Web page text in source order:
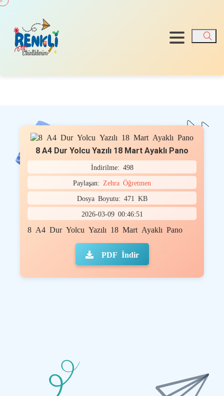
Ara
8 A4 Dur Yolcu Yazılı 18 Mart Ayaklı Pano
İndirilme: 498
Paylaşan: Zehra Öğretmen
Dosya Boyutu: 471 KB
2026-03-09 00:46:51
8 A4 Dur Yolcu Yazılı 18 Mart Ayaklı Pano
PDF İndir